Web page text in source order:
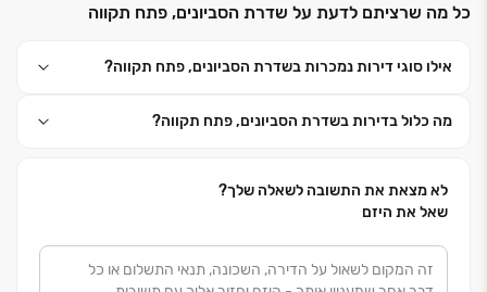
כי אפריקה ישראל מגורים זה בית לחיים.
כל מה שרציתם לדעת על שדרת הסביונים, פתח תקווה
אילו סוגי דירות נמכרות בשדרת הסביונים, פתח תקווה?
מה כלול בדירות בשדרת הסביונים, פתח תקווה?
לא מצאת את התשובה לשאלה שלך?
שאל את היזם